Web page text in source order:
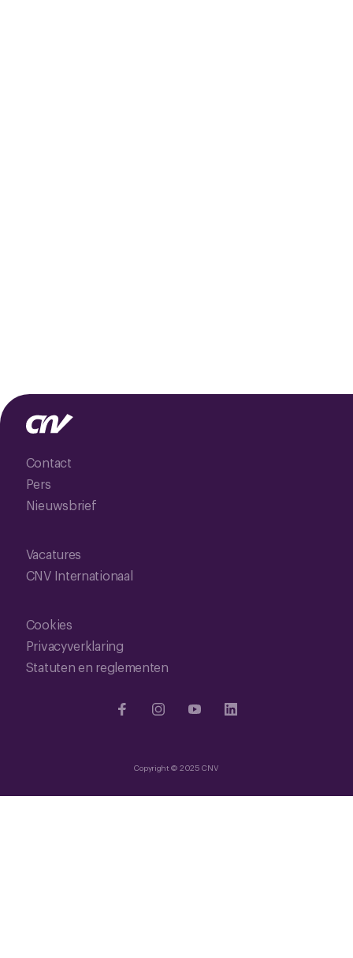
Contact
Pers
Nieuwsbrief
Vacatures
CNV Internationaal
Cookies
Privacyverklaring
Statuten en reglementen
Copyright © 2025 CNV